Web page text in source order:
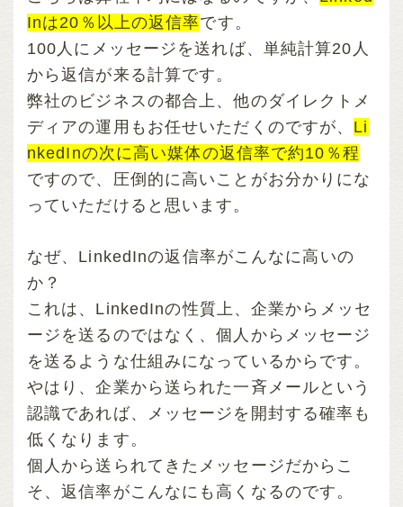
Inは20％以上の返信率です。
100人にメッセージを送れば、単純計算20人
から返信が来る計算です。
弊社のビジネスの都合上、他のダイレクトメ
ディアの運用もお任せいただくのですが、 Li
nkedInの次に高い媒体の返信率で約10％程
ですので、圧倒的に高いことがお分かりにな
っていただけると思います。
なぜ、LinkedInの返信率がこんなに高いの
か？
これは、LinkedInの性質上、企業からメッセ
ージを送るのではなく、個人からメッセージ
を送るような仕組みになっているからです。
やはり、企業から送られた一斉メールという
認識であれば、メッセージを開封する確率も
低くなります。
個人から送られてきたメッセージだからこ
そ、返信率がこんなにも高くなるのです。